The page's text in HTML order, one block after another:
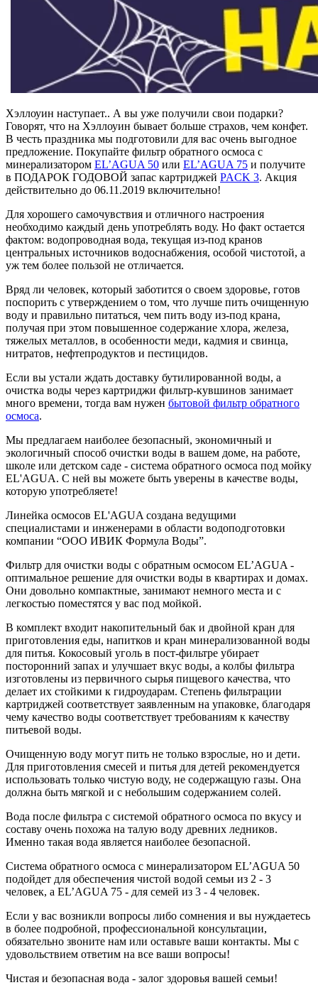
Хэллоуин наступает.. А вы уже получили свои подарки?
Говорят, что на Хэллоуин бывает больше страхов, чем конфет.
В честь праздника мы подготовили для вас очень выгодное
предложение. Покупайте фильтр обратного осмоса с
минерализатором EL’AGUA 50 или EL’AGUA 75 и получите
в ПОДАРОК ГОДОВОЙ запас картриджей PACK 3. Акция
действительно до 06.11.2019 включительно!
Для хорошего самочувствия и отличного настроения
необходимо каждый день употреблять воду. Но факт остается
фактом: водопроводная вода, текущая из-под кранов
центральных источников водоснабжения, особой чистотой, а
уж тем более пользой не отличается.
Вряд ли человек, который заботится о своем здоровье, готов
поспорить с утверждением о том, что лучше пить очищенную
воду и правильно питаться, чем пить воду из-под крана,
получая при этом повышенное содержание хлора, железа,
тяжелых металлов, в особенности меди, кадмия и свинца,
нитратов, нефтепродуктов и пестицидов.
Если вы устали ждать доставку бутилированной воды, а
очистка воды через картриджи фильтр-кувшинов занимает
много времени, тогда вам нужен бытовой фильтр обратного
осмоса.
Мы предлагаем наиболее безопасный, экономичный и
экологичный способ очистки воды в вашем доме, на работе,
школе или детском саде - система обратного осмоса под мойку
EL'AGUA. С ней вы можете быть уверены в качестве воды,
которую употребляете!
Линейка осмосов EL'AGUA создана ведущими
специалистами и инженерами в области водоподготовки
компании “ООО ИВИК Формула Воды”.
Фильтр для очистки воды с обратным осмосом EL’AGUA -
оптимальное решение для очистки воды в квартирах и домах.
Они довольно компактные, занимают немного места и с
легкостью поместятся у вас под мойкой.
В комплект входит накопительный бак и двойной кран для
приготовления еды, напитков и кран минерализованной воды
для питья. Кокосовый уголь в пост-фильтре убирает
посторонний запах и улучшает вкус воды, а колбы фильтра
изготовлены из первичного сырья пищевого качества, что
делает их стойкими к гидроударам. Степень фильтрации
картриджей соответствует заявленным на упаковке, благодаря
чему качество воды соответствует требованиям к качеству
питьевой воды.
Очищенную воду могут пить не только взрослые, но и дети.
Для приготовления смесей и питья для детей рекомендуется
использовать только чистую воду, не содержащую газы. Она
должна быть мягкой и с небольшим содержанием солей.
Вода после фильтра с системой обратного осмоса по вкусу и
составу очень похожа на талую воду древних ледников.
Именно такая вода является наиболее безопасной.
Система обратного осмоса с минерализатором EL’AGUA 50
подойдет для обеспечения чистой водой семьи из 2 - 3
человек, а EL’AGUA 75 - для семей из 3 - 4 человек.
Если у вас возникли вопросы либо сомнения и вы нуждаетесь
в более подробной, профессиональной консультации,
обязательно звоните нам или оставьте ваши контакты. Мы с
удовольствием ответим на все ваши вопросы!
Чистая и безопасная вода - залог здоровья вашей семьи!